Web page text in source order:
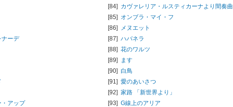
ナーデ
・アップ
[84] カヴァレリア・ルスティカーナより間奏曲
[85] オンブラ・マイ・フ
[86] メヌエット
[87] ハバネラ
[88] 花のワルツ
[89] ます
[90] 白鳥
[91] 愛のあいさつ
[92] 家路 「新世界より」
[93] G線上のアリア